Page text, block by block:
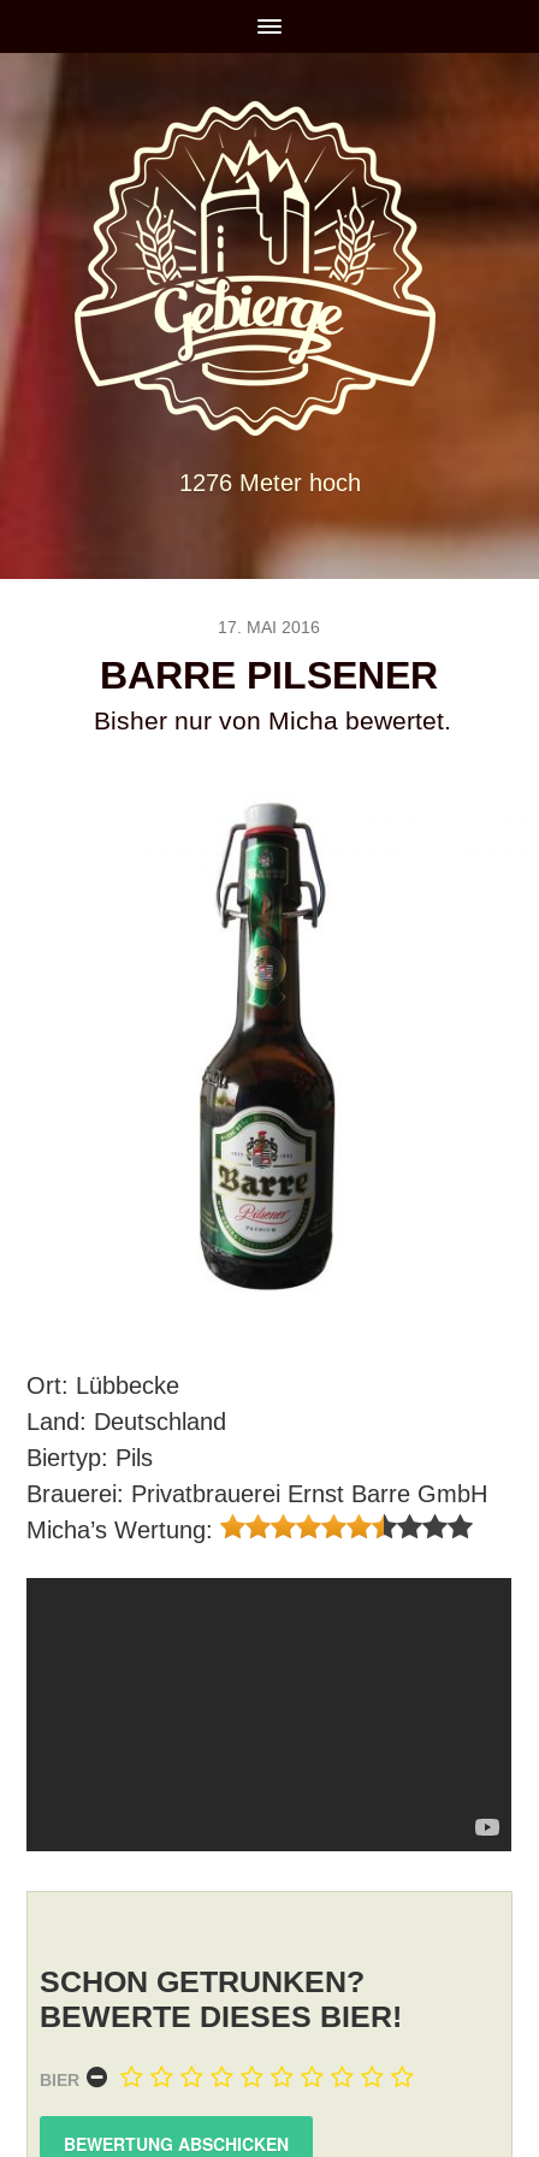
1276 Meter hoch
17. MAI 2016
BARRE PILSENER
Bisher nur von Micha bewertet.
Ort: Lübbecke
Land: Deutschland
Biertyp: Pils
Brauerei: Privatbrauerei Ernst Barre GmbH
Micha’s Wertung:
SCHON GETRUNKEN?
BEWERTE DIESES BIER!
BIER